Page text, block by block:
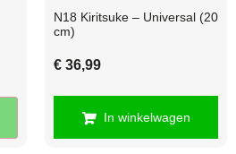
N18 Kiritsuke – Universal (20
cm)
€ 36,99
In winkelwagen